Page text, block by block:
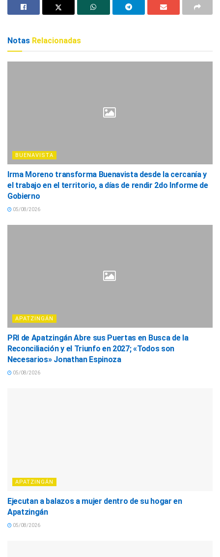
Notas Relacionadas
BUENAVISTA
Irma Moreno transforma Buenavista desde la cercanía y
el trabajo en el territorio, a días de rendir 2do Informe de
Gobierno
05/08/2026
APATZINGÁN
PRI de Apatzingán Abre sus Puertas en Busca de la
Reconciliación y el Triunfo en 2027; «Todos son
Necesarios» Jonathan Espinoza
05/08/2026
APATZINGÁN
Ejecutan a balazos a mujer dentro de su hogar en
Apatzingán
05/08/2026